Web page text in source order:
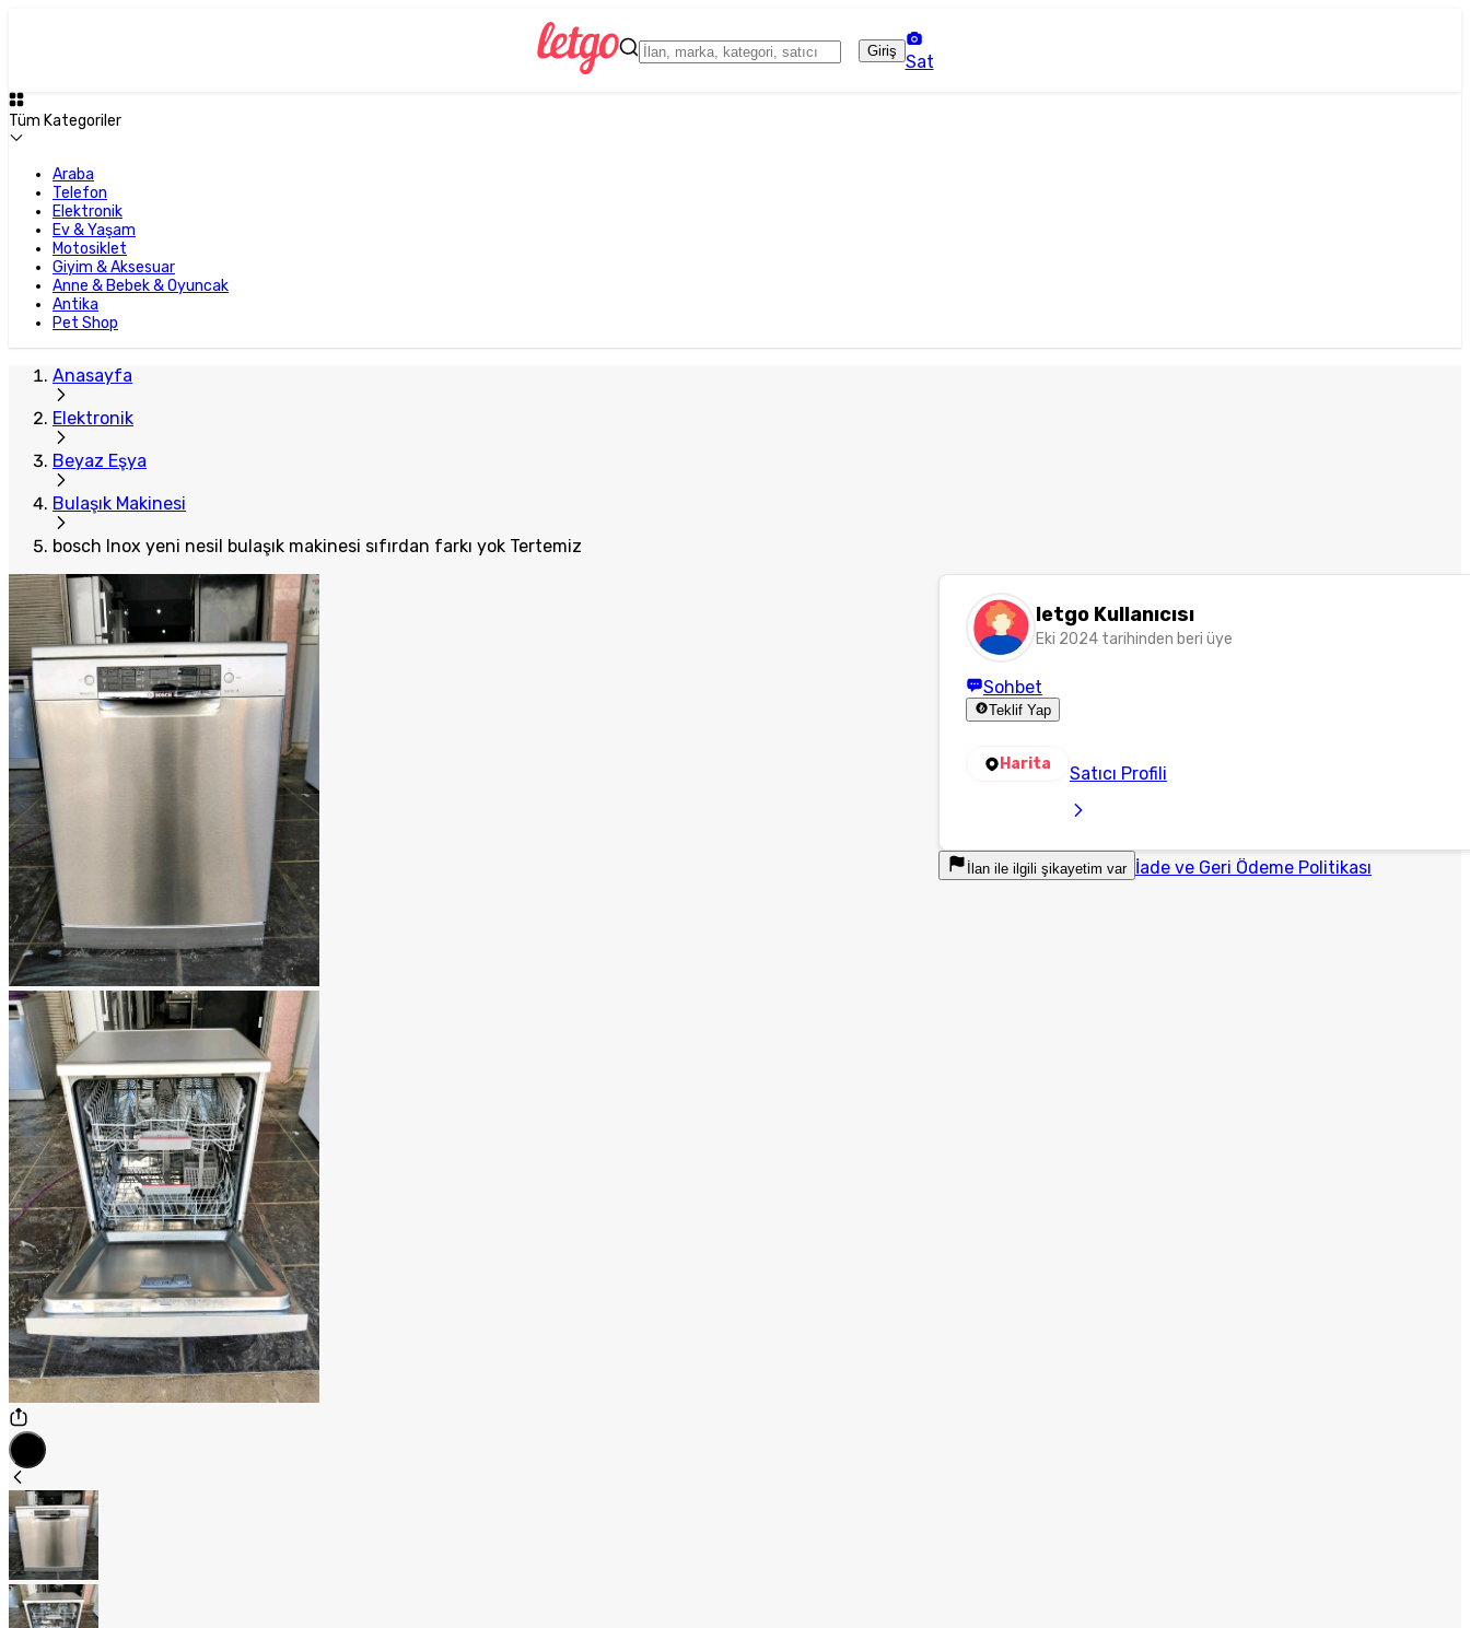
Giriş
Sat
Tüm Kategoriler
Araba
Telefon
Elektronik
Ev & Yaşam
Motosiklet
Giyim & Aksesuar
Anne & Bebek & Oyuncak
Antika
Pet Shop
Anasayfa
Elektronik
Beyaz Eşya
Bulaşık Makinesi
bosch Inox yeni nesil bulaşık makinesi sıfırdan farkı yok Tertemiz
letgo Kullanıcısı
Eki 2024 tarihinden beri üye
Sohbet
Teklif Yap
Harita Satıcı Profili
İlan ile ilgili şikayetim var İade ve Geri Ödeme Politikası